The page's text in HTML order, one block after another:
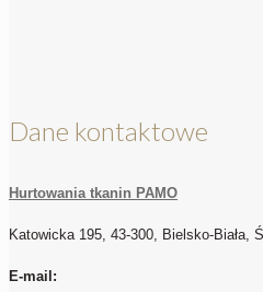
Dane kontaktowe
Hurtowania tkanin PAMO
Katowicka 195, 43-300, Bielsko-Biała,
E-mail: